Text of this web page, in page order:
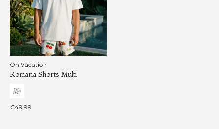
On Vacation
Romana Shorts Multi
€49,99